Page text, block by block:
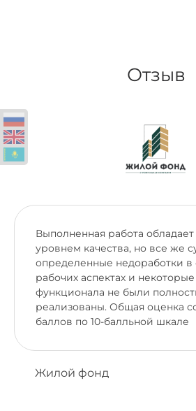
Отзыв
Выполненная работа
уровнем качества, но все же
определенные недоработки в
рабочих аспектах и
функционала не были
реализованы. Общая оценка
баллов по 10-балльной шкале
Жилой фонд